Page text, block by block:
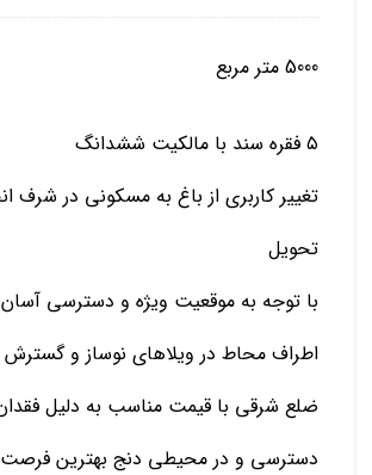
5000 متر مربع
۵ فقره سند با مالکیت ششدانگ
تغییر کاربری از باغ به مسکونی در شرف
تحویل
با توجه به موقعیت ویژه و دسترسی آسان
اطراف محاط در ویلاهای نوساز و گسترش
ضلع شرقی با قیمت مناسب به دلیل
دسترسی و در محیطی دنج بهترین